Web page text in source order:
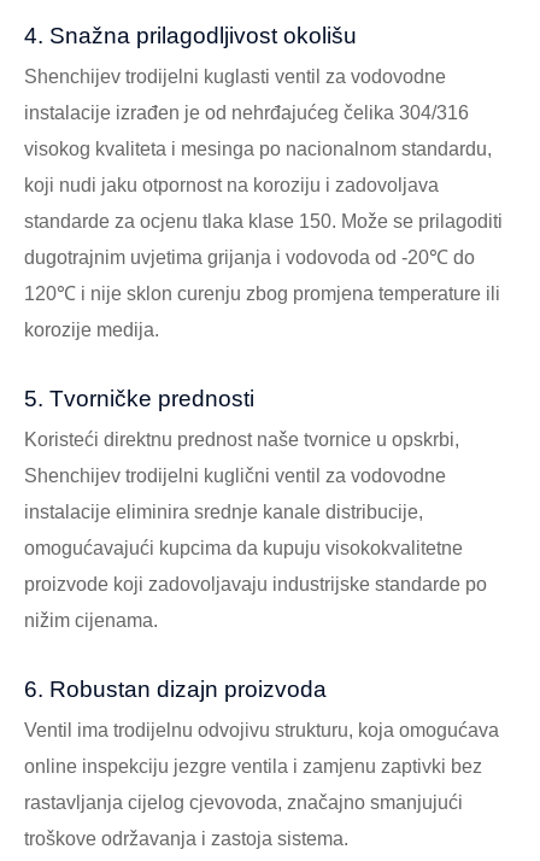
4. Snažna prilagodljivost okolišu
Shenchijev trodijelni kuglasti ventil za vodovodne
instalacije izrađen je od nehrđajućeg čelika 304/316
visokog kvaliteta i mesinga po nacionalnom standardu,
koji nudi jaku otpornost na koroziju i zadovoljava
standarde za ocjenu tlaka klase 150. Može se prilagoditi
dugotrajnim uvjetima grijanja i vodovoda od -20℃ do
120℃ i nije sklon curenju zbog promjena temperature ili
korozije medija.
5. Tvorničke prednosti
Koristeći direktnu prednost naše tvornice u opskrbi,
Shenchijev trodijelni kuglični ventil za vodovodne
instalacije eliminira srednje kanale distribucije,
omogućavajući kupcima da kupuju visokokvalitetne
proizvode koji zadovoljavaju industrijske standarde po
nižim cijenama.
6. Robustan dizajn proizvoda
Ventil ima trodijelnu odvojivu strukturu, koja omogućava
online inspekciju jezgre ventila i zamjenu zaptivki bez
rastavljanja cijelog cjevovoda, značajno smanjujući
troškove održavanja i zastoja sistema.